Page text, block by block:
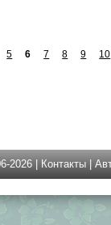
5 6 7 8 9 10
2026 | Контакты |